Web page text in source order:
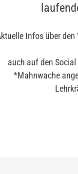
Infos über
auch auf den
*Mahnwache